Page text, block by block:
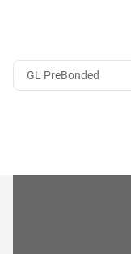
GL PreBonded